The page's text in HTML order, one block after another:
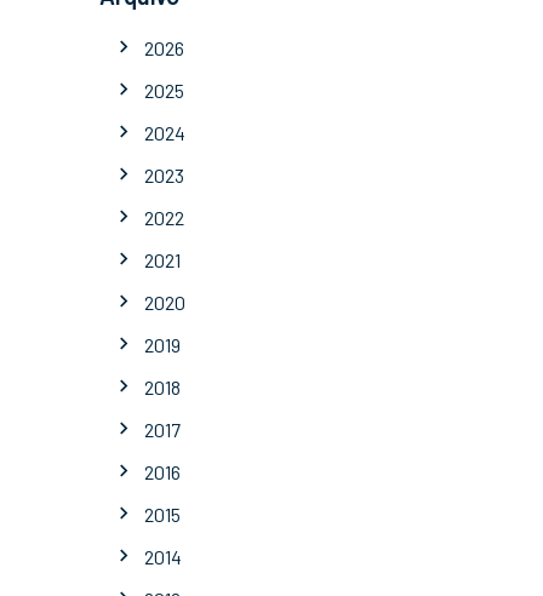
2026
2025
2024
2023
2022
2021
2020
2019
2018
2017
2016
2015
2014